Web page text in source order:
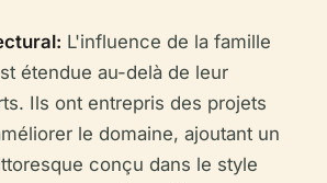
L'influence de la famille
étendue au-delà de leur
Ils ont entrepris des projets
le domaine, ajoutant un
conçu dans le style